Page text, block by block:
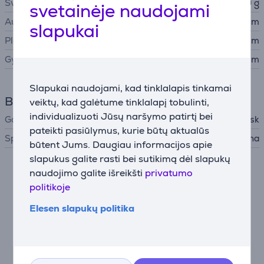
svetainėje naudojami
slapukai
Slapukai naudojami, kad tinklalapis tinkamai
veiktų, kad galėtume tinklalapį tobulinti,
individualizuoti Jūsų naršymo patirtį bei
pateikti pasiūlymus, kurie būtų aktualūs
būtent Jums. Daugiau informacijos apie
slapukus galite rasti bei sutikimą dėl slapukų
naudojimo galite išreikšti privatumo
politikoje
Elesen slapukų politika
Svoris
46,9 g
Aukštis
0,99 cm
Plotis
5,08 cm
Gylis
8,51 cm
Bendri parametrai
Gamintojas
Sandisk
Spalva
Pilka, Raudona
Aprašymas
Itin greitas failų perkėlimas
aukštos raiškos nuotraukų galima perkelti greičiau nei